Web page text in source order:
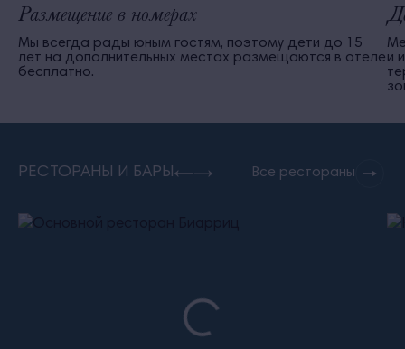
Размещение в номерах
Мы всегда рады юным гостям, поэтому дети до 15
лет на дополнительных местах размещаются в отеле
бесплатно.
и
РЕСТОРАНЫ И БАРЫ Все рестораны